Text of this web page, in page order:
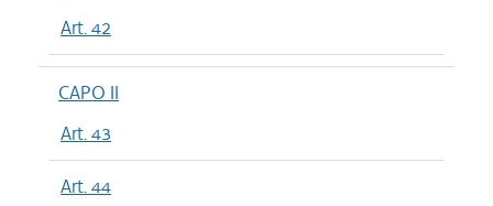
Art. 42
CAPO II
Art. 43
Art. 44